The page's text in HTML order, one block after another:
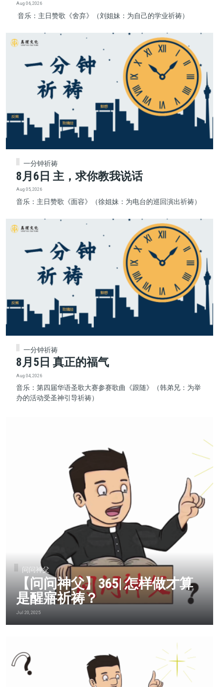
Aug 06, 2026
音乐：主日赞歌《舍弃》（刘姐妹：为自己的学业祈祷）
一分钟祈祷
8月6日 主，求你教我说话
Aug 05, 2026
音乐：主日赞歌《面容》（徐姐妹：为电台的巡回演出祈祷）
一分钟祈祷
8月5日 真正的福气
Aug 04, 2026
音乐：第四届华语圣歌大赛参赛歌曲《跟随》（韩弟兄：为举
办的活动受圣神引导祈祷）
问问神父
【问问神父】365| 怎样做才算
是醒寤祈祷？
Jul 20, 2025